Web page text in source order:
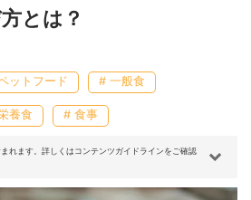
とは？
ットフード # 一般食
養食 # 食事
れます。詳しくはコンテンツガイドラインをご確認